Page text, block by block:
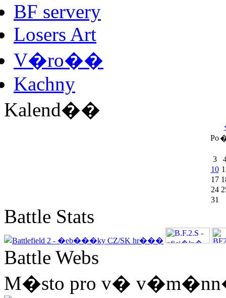
BF servery
Losers Art
V�ro��
Kachny
Kalend��
Po
3
10
17
24
31
Battle Stats
Battle Webs
M�sto pro v� v�m�nn�